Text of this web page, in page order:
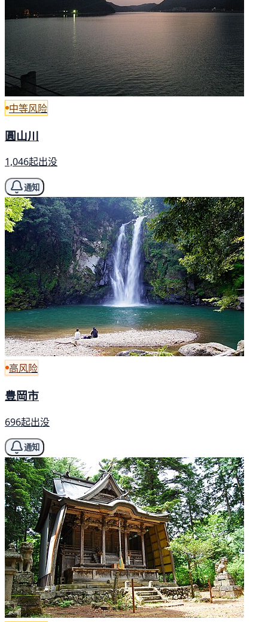
中等风险
圓山川
1,046起出没
通知
高风险
豊岡市
696起出没
通知